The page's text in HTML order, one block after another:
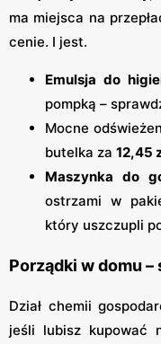
ma miejsca na
cenie. I jest.
Emulsja do
pompką –
Mocne
butelka za 12,45
Maszynka do
ostrzami w
który uszczupli
Porządki w domu –
Dział chemii
jeśli lubisz kupować